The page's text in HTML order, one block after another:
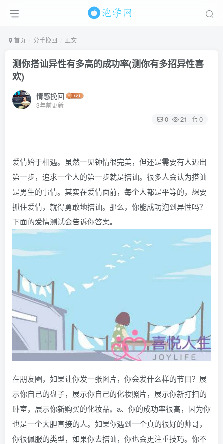
首页 分手挽回 正文
测你搭讪异性有多高的成功率(测你有多招异性喜
欢)
情感挽回
3年前更新
0 21 0
爱情始于相遇。虽然一见钟情很完美，但还是需要有人迈出
第一步，追求一个人的第一步就是搭讪。很多人会认为搭讪
是男生的事情。其实在爱情面前，每个人都是平等的，想要
抓住爱情，就得勇敢地搭讪。那么，你能成功泡到异性吗？
下面的爱情测试会告诉你答案。
在朋友圈，如果让你发一张图片，你会发什么样的节目？展
示你自己的盘子，展示你自己的化妆照片，展示你新打扫的
卧室，展示你新购买的化妆品。a、你的成功率很高，因为你
也是一个大胆直接的人。如果你遇到一个真的很好的帅哥，
你很佩服的类型，如果你去搭讪，你也会更注重技巧。你不